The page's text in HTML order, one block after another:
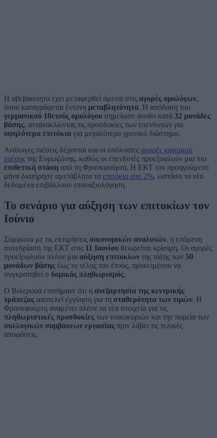
Η αβεβαιότητα έχει μεταφερθεί άμεσα στις αγορές ομολόγων,
όπου καταγράφεται έντονη μεταβλητότητα. Η απόδοση του
γερμανικού 10ετούς ομολόγου σημείωσε άνοδο κατά 32 μονάδες
βάσης, αντανακλώντας τις προσδοκίες των επενδυτών για
υψηλότερα επιτόκια για μεγαλύτερο χρονικό διάστημα.
Ανάλογες πιέσεις δέχονται και οι υπόλοιπες αγορές κρατικού
χρέους της Ευρωζώνης, καθώς οι επενδυτές προεξοφλούν μια πιο
επιθετική στάση από τη Φρανκφούρτη. Η ΕΚΤ τον προηγούμενο
μήνα διατήρησε αμετάβλητα τα επιτόκια στο 2%, ωστόσο τα νέα
δεδομένα επιβάλλουν επαναξιολόγηση.
Το σενάριο για αύξηση των επιτοκίων τον
Ιούνιο
Σύμφωνα με τις εκτιμήσεις οικονομικών αναλυτών, η επόμενη
συνεδρίαση της ΕΚΤ στις 11 Ιουνίου θεωρείται κρίσιμη. Οι αγορές
προεξοφλούν πλέον μια αύξηση επιτοκίων της τάξης των 50
μονάδων βάσης έως το τέλος του έτους, προκειμένου να
συγκρατηθεί ο δομικός πληθωρισμός.
Ο Βιλερουά επισήμανε ότι η ανεξαρτησία της κεντρικής
τράπεζας αποτελεί εγγύηση για τη σταθερότητα των τιμών. Η
Φρανκφούρτη αναμένει πλέον τα νέα στοιχεία για τις
πληθωριστικές προσδοκίες των νοικοκυριών και την πορεία των
συλλογικών συμβάσεων εργασίας πριν λάβει τις τελικές
αποφάσεις.